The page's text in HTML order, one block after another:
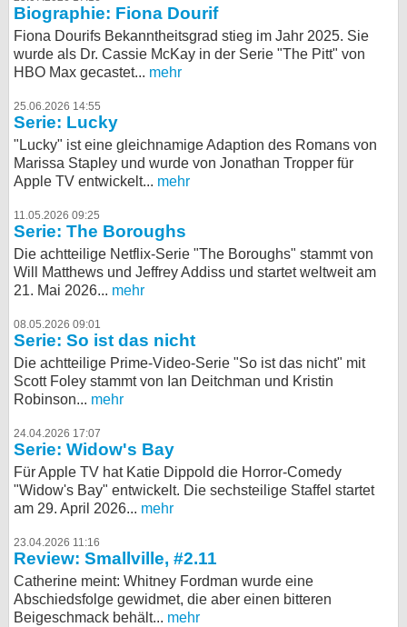
Biographie: Fiona Dourif
Fiona Dourifs Bekanntheitsgrad stieg im Jahr 2025. Sie
wurde als Dr. Cassie McKay in der Serie "The Pitt" von
HBO Max gecastet... mehr
25.06.2026 14:55
Serie: Lucky
"Lucky" ist eine gleichnamige Adaption des Romans von
Marissa Stapley und wurde von Jonathan Tropper für
Apple TV entwickelt... mehr
11.05.2026 09:25
Serie: The Boroughs
Die achtteilige Netflix-Serie "The Boroughs" stammt von
Will Matthews und Jeffrey Addiss und startet weltweit am
21. Mai 2026... mehr
08.05.2026 09:01
Serie: So ist das nicht
Die achtteilige Prime-Video-Serie "So ist das nicht" mit
Scott Foley stammt von Ian Deitchman und Kristin
Robinson... mehr
24.04.2026 17:07
Serie: Widow's Bay
Für Apple TV hat Katie Dippold die Horror-Comedy
"Widow's Bay" entwickelt. Die sechsteilige Staffel startet
am 29. April 2026... mehr
23.04.2026 11:16
Review: Smallville, #2.11
Catherine meint: Whitney Fordman wurde eine
Abschiedsfolge gewidmet, die aber einen bitteren
Beigeschmack behält... mehr